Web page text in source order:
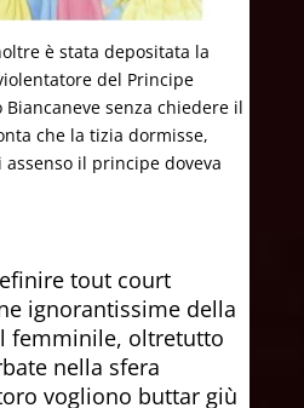
è stata depositata la
del Principe
senza chiedere il
che la tizia dormisse,
il principe doveva
tout court
ignorantissime della
femminile, oltretutto
nella sfera
vogliono buttar giù